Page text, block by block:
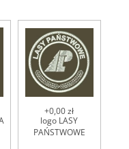
logo LASY
PAŃSTWOWE
+0,00 zł